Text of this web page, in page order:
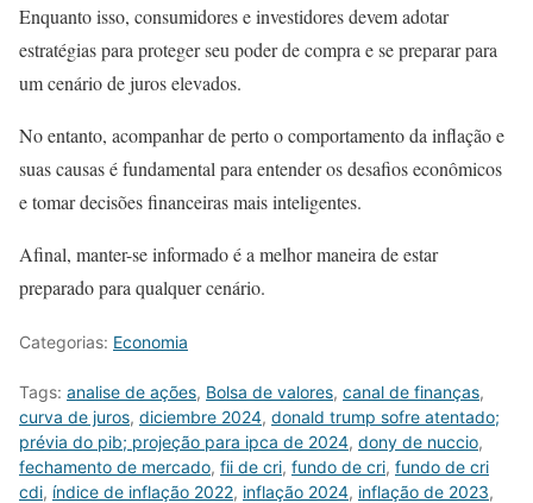
Enquanto isso, consumidores e investidores devem adotar
estratégias para proteger seu poder de compra e se preparar para
um cenário de juros elevados.
No entanto, acompanhar de perto o comportamento da inflação e
suas causas é fundamental para entender os desafios econômicos
e tomar decisões financeiras mais inteligentes.
Afinal, manter-se informado é a melhor maneira de estar
preparado para qualquer cenário.
Categorias: Economia
Tags: analise de ações, Bolsa de valores, canal de finanças,
curva de juros, diciembre 2024, donald trump sofre atentado;
prévia do pib; projeção para ipca de 2024, dony de nuccio,
fechamento de mercado, fii de cri, fundo de cri, fundo de cri
cdi, índice de inflação 2022, inflação 2024, inflação de 2023,